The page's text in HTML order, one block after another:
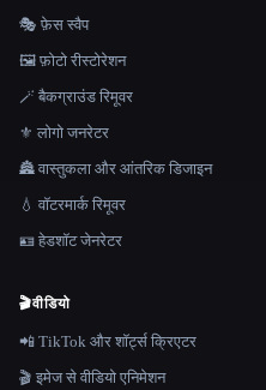
🎭 फ़ेस स्वैप
🖼️ फ़ोटो रीस्टोरेशन
🪄 बैकग्राउंड रिमूवर
⚜️ लोगो जनरेटर
🏯 वास्तुकला और आंतरिक डिजाइन
💧 वॉटरमार्क रिमूवर
🪪 हेडशॉट जेनरेटर
🎬वीडियो
📲 TikTok और शॉर्ट्स क्रिएटर
🎬 इमेज से वीडियो एनिमेशन